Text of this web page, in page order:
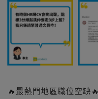
🔥最熱門地區職位空缺🔥